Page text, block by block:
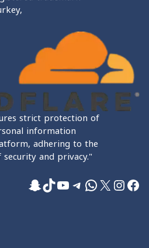
strict protection of
information
adhering to the
and privacy."
فيسبوك
إنستجرام
إكسواتساب
تيليجرام
يوتيوب
تيك توك
سناب شات